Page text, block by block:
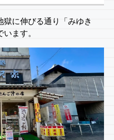
獄に伸びる通り「みゆき
ます。